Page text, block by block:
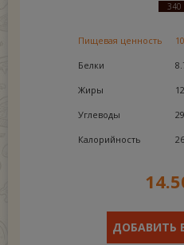
340
Пищевая ценность
Белки
Жиры
Углеводы
Калорийность
ДОБАВИТЬ